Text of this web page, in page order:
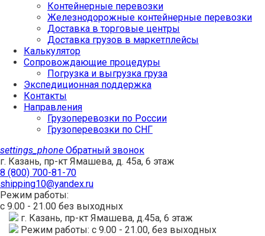
Контейнерные перевозки
Железнодорожные контейнерные перевозки
Доставка в торговые центры
Доставка грузов в маркетплейсы
Калькулятор
Сопровождающие процедуры
Погрузка и выгрузка груза
Экспедиционная поддержка
Контакты
Направления
Грузоперевозки по России
Грузоперевозки по СНГ
settings_phone Обратный звонок
г. Казань, пр-кт Ямашева, д. 45а, 6 этаж
8 (800) 700-81-70
shipping10@yandex.ru
Режим работы:
с 9.00 - 21.00 без выходных
г. Казань, пр-кт Ямашева, д.45а, 6 этаж
Режим работы: с 9.00 - 21.00, без выходных